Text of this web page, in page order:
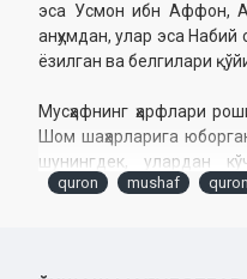
эса Усмон ибн Аффон,
анҳумдан, улар эса Набий
ёзилган ва белгилари
Мусҳафнинг ҳарфлари
Шом шаҳарларига
шунингдек, улардан
уламоларининг
quron mushaf